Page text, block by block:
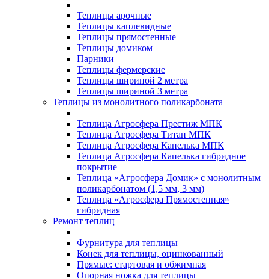
Теплицы арочные
Теплицы каплевидные
Теплицы прямостенные
Теплицы домиком
Парники
Теплицы фермерские
Теплицы шириной 2 метра
Теплицы шириной 3 метра
Теплицы из монолитного поликарбоната
Теплица Агросфера Престиж МПК
Теплица Агросфера Титан МПК
Теплица Агросфера Капелька МПК
Теплица Агросфера Капелька гибридное
покрытие
Теплица «Агросфера Домик» с монолитным
поликарбонатом (1,5 мм, 3 мм)
Теплица «Агросфера Прямостенная»
гибридная
Ремонт теплиц
Фурнитура для теплицы
Конек для теплицы, оцинкованный
Прямые: стартовая и обжимная
Опорная ножка для теплицы